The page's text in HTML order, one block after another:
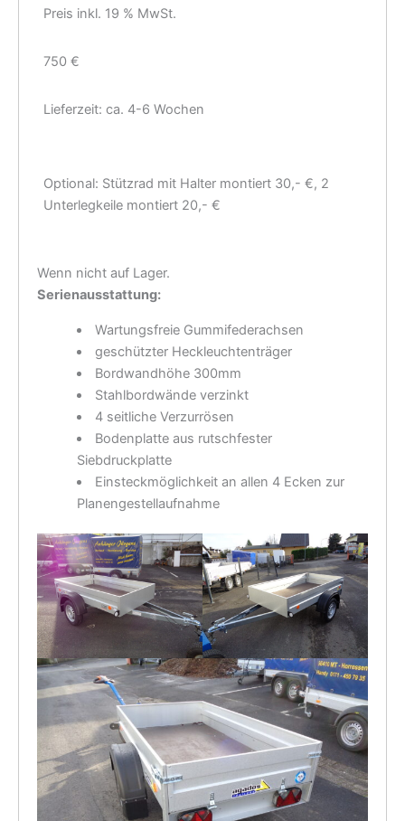
Preis inkl. 19 % MwSt.
750 €
Lieferzeit: ca. 4-6 Wochen
Optional: Stützrad mit Halter montiert 30,- €, 2
Unterlegkeile montiert 20,- €
Wenn nicht auf Lager.
Serienausstattung:
Wartungsfreie Gummifederachsen
geschützter Heckleuchtenträger
Bordwandhöhe 300mm
Stahlbordwände verzinkt
4 seitliche Verzurrösen
Bodenplatte aus rutschfester
Siebdruckplatte
Einsteckmöglichkeit an allen 4 Ecken zur
Planengestellaufnahme